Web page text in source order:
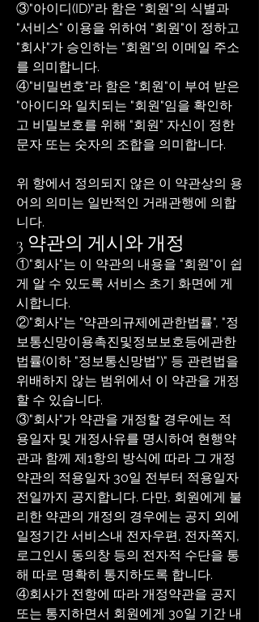
③"아이디(ID)"라 함은 "회원"의 식별과
"서비스" 이용을 위하여 "회원"이 정하고
"회사"가 승인하는 "회원"의 이메일 주소
를 의미합니다.
④"비밀번호"라 함은 "회원"이 부여 받은
"아이디와 일치되는 "회원"임을 확인하
고 비밀보호를 위해 "회원" 자신이 정한
문자 또는 숫자의 조합을 의미합니다.
위 항에서 정의되지 않은 이 약관상의 용
어의 의미는 일반적인 거래관행에 의합
니다.
3 약관의 게시와 개정
①"회사"는 이 약관의 내용을 "회원"이 쉽
게 알 수 있도록 서비스 초기 화면에 게
시합니다.
②"회사"는 "약관의규제에관한법률", "정
보통신망이용촉진및정보보호등에관한
법률(이하 "정보통신망법")" 등 관련법을
위배하지 않는 범위에서 이 약관을 개정
할 수 있습니다.
③"회사"가 약관을 개정할 경우에는 적
용일자 및 개정사유를 명시하여 현행약
관과 함께 제1항의 방식에 따라 그 개정
약관의 적용일자 30일 전부터 적용일자
전일까지 공지합니다. 다만, 회원에게 불
리한 약관의 개정의 경우에는 공지 외에
일정기간 서비스내 전자우편, 전자쪽지,
로그인시 동의창 등의 전자적 수단을 통
해 따로 명확히 통지하도록 합니다.
④회사가 전항에 따라 개정약관을 공지
또는 통지하면서 회원에게 30일 기간 내